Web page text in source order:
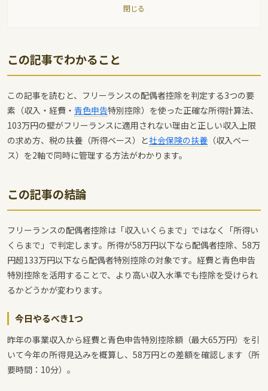
閉じる
この記事でわかること
この記事を読むと、フリーランスの配偶者控除を判定する3つの要
素（収入・経費・ 青色申告特別控除）を使った正確な所得計算法、
103万円の壁がフリーランスに適用されない理由と正しい収入上限
の求め方、税の扶養（所得ベース）と社会保険の扶養 （収入ベー
ス）を2軸で同時に管理する方法がわかります。
この記事の結論
フリーランスの配偶者控除は「収入いくらまで」ではなく「所得い
くらまで」で判定します。所得が58万円以下なら配偶者控除、58万
円超133万円以下なら配偶者特別控除の対象です。経費と青色申告
特別控除を活用することで、より高い収入水準でも控除を受けられ
るかどうかが変わります。
今日やるべき1つ
昨年の事業収入から経費と青色申告特別控除額（最大65万円）を引
いて今年の所得見込みを概算し、58万円との差額を確認します（所
要時間：10分）。